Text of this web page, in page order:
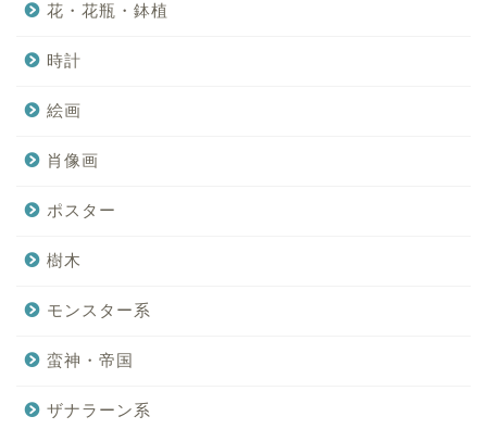
花・花瓶・鉢植
時計
絵画
肖像画
ポスター
樹木
モンスター系
蛮神・帝国
ザナラーン系